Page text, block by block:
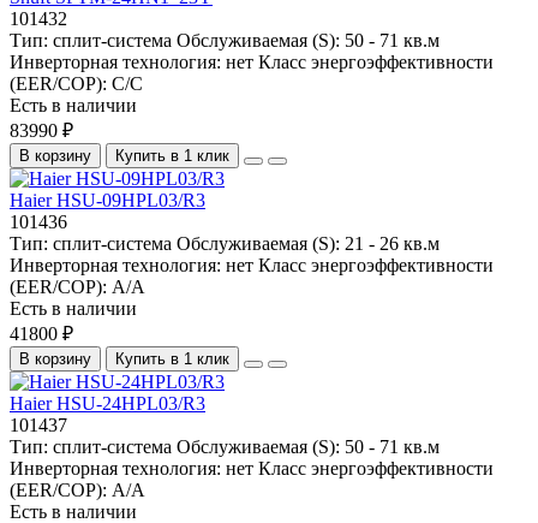
101432
Тип: сплит-система Обслуживаемая (S): 50 - 71 кв.м
Инверторная технология: нет Класс энергоэффективности
(EER/COP): C/C
Есть в наличии
83990 ₽
В корзину Купить в 1 клик
Haier HSU-09HPL03/R3
101436
Тип: сплит-система Обслуживаемая (S): 21 - 26 кв.м
Инверторная технология: нет Класс энергоэффективности
(EER/COP): A/A
Есть в наличии
41800 ₽
В корзину Купить в 1 клик
Haier HSU-24HPL03/R3
101437
Тип: сплит-система Обслуживаемая (S): 50 - 71 кв.м
Инверторная технология: нет Класс энергоэффективности
(EER/COP): A/A
Есть в наличии